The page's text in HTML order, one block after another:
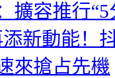
擴容推行
添新動能！
來搶占先機